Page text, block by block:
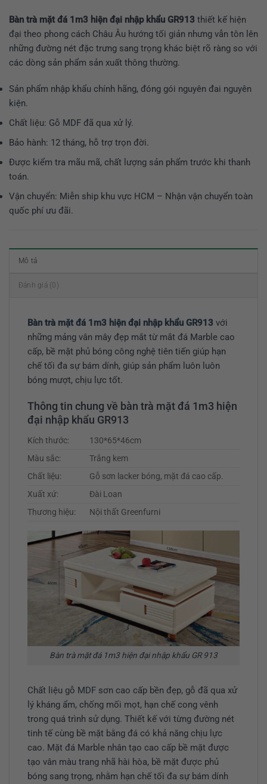
Bàn trà mặt đá 1m3 hiện đại nhập khẩu GR913 thiết kế hiện
đại theo phong cách Châu Âu hướng tối giản nhưng vẫn tôn lên
những đường nét đặc trưng sang trọng khác biệt rõ ràng so với
các dòng sản phẩm sản xuất thông thường.
Sản phẩm nhập khẩu chính hãng, đóng gói nguyên đai nguyên
kiện.
Chất liệu: Gỗ MDF đã qua xử lý.
Bảo hành: 12 tháng, hỗ trợ trọn đời.
Được kiểm tra mãu mã, chất lượng sản phẩm trước khi thanh
toán.
Vận chuyển: Miễn ship khu vực HCM – Nhận vận chuyển toàn
quốc phí ưu đãi.
Mô tả
Đánh giá (0)
Bàn trà mặt đá 1m3 hiện đại nhập khẩu GR913 với
những mảng vân mây đẹp mắt từ mắt đá Marble cao
cấp, bề mặt phủ bóng công nghệ tiên tiến giúp hạn
chế tối đa sự bám dính, giúp sản phẩm luôn luôn
bóng mượt, chịu lực tốt.
Thông tin chung về bàn trà mặt đá 1m3 hiện
đại nhập khẩu GR913
Kích thước:
130*65*46cm
Màu sắc:
Trắng kem
Chất liệu:
Gỗ sơn lacker bóng, mặt đá cao cấp.
Xuất xứ:
Đài Loan
Thương hiệu:
Nội thất Greenfurni
Bàn trà mặt đá 1m3 hiện đại nhập khẩu GR 913
Chất liệu gỗ MDF sơn cao cấp bền đẹp, gỗ đã qua xử
lý kháng ẩm, chống mối mọt, hạn chế cong vênh
trong quá trình sử dụng. Thiết kế với từng đường nét
tinh tế cùng bề mặt bằng đá có khả năng chịu lực
cao. Mặt đá Marble nhân tạo cao cấp bề mặt được
tạo vân màu trang nhã hài hòa, bề mặt được phủ
bóng sang trọng, nhằm hạn chế tối đa sự bám dính